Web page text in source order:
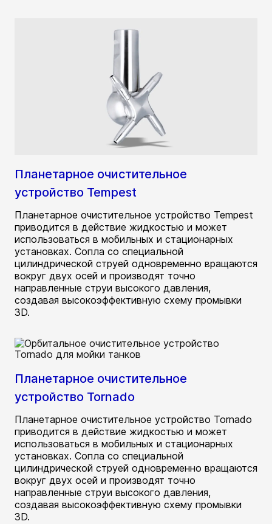
Планетарное очистительное
устройство Tempest
Планетарное очистительное устройство Tempest
приводится в действие жидкостью и может
использоваться в мобильных и стационарных
установках. Сопла со специальной
цилиндрической струей одновременно вращаются
вокруг двух осей и производят точно
направленные струи высокого давления,
создавая высокоэффективную схему промывки
3D.
Планетарное очистительное
устройство Tornado
Планетарное очистительное устройство Tornado
приводится в действие жидкостью и может
использоваться в мобильных и стационарных
установках. Сопла со специальной
цилиндрической струей одновременно вращаются
вокруг двух осей и производят точно
направленные струи высокого давления,
создавая высокоэффективную схему промывки
3D.